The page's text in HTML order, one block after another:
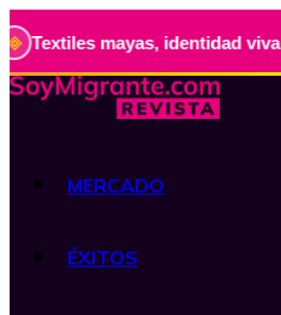
mayas, identidad viva. •
MERCADO
ÉXITOS